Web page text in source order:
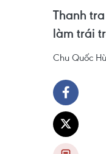
Thanh
làm trái
Chu Quốc